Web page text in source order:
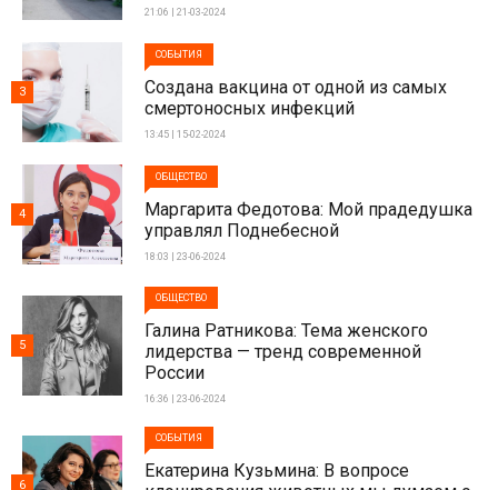
21:06 | 21-03-2024
СОБЫТИЯ
Создана вакцина от одной из самых
смертоносных инфекций
13:45 | 15-02-2024
3
ОБЩЕСТВО
Маргарита Федотова: Мой прадедушка
управлял Поднебесной
18:03 | 23-06-2024
4
ОБЩЕСТВО
Галина Ратникова: Тема женского
лидерства — тренд современной
России
16:36 | 23-06-2024
5
СОБЫТИЯ
Екатерина Кузьмина: В вопросе
6